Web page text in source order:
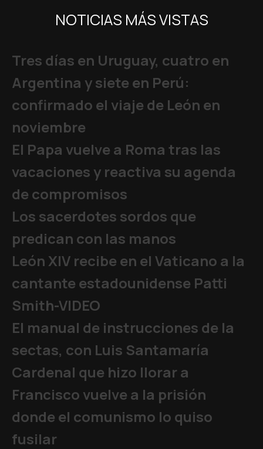
NOTICIAS MÁS VISTAS
Tres días en Uruguay, cuatro en
Argentina y siete en Perú:
confirmado el viaje de León en
noviembre
El Papa vuelve a Roma tras las
vacaciones y reactiva su agenda
de compromisos
Los sacerdotes sordos que
predican con las manos
León XIV recibe en el Vaticano a la
cantante estadounidense Patti
Smith-VIDEO
El manual de instrucciones de la
sectas, con Luis Santamaría
Cardenal que hizo llorar a
Francisco vuelve a la prisión
donde el comunismo lo quiso
fusilar